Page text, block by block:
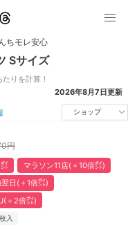
ちモレ安心
Sサイズ
たりを計算！
2026年8月7日更新
ショップ
円
マラソン11店(＋10倍㌽)
日(＋1倍㌽)
＋2倍㌽)
入